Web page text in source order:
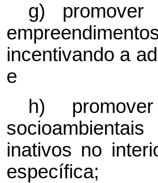
g) promover
incentivando a
e
h)
inativos no
específica;